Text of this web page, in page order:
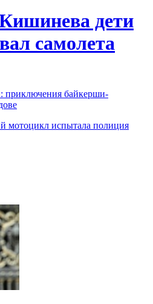
дети
самолета
приключения байкерши-
мотоцикл испытала полиция